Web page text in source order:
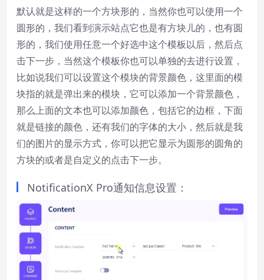
默认就是这样的一个方块形的，当然你也可以使用一个
圆形的，我们看到演示站点它也是有方块儿的，也有圆
形的，我们使用任意一个好选中这个模板以后，然后点
击下一步，当然这个模板你也可以单独的去进行设置，
比如说我们可以设置这个模块的背景颜色，这里面的模
块指的就是弹出来的模块，它可以添加一个背景颜色，
那么上面的文本也可以添加颜色，包括它的边框，下面
就是链接的颜色，还有我们的字体的大小，然后就是我
们的图片的显示方式，你可以把它显示为圆形的圆角的
方块的或者是自定义的点击下一步。
NotificationX Pro通知信息设置：